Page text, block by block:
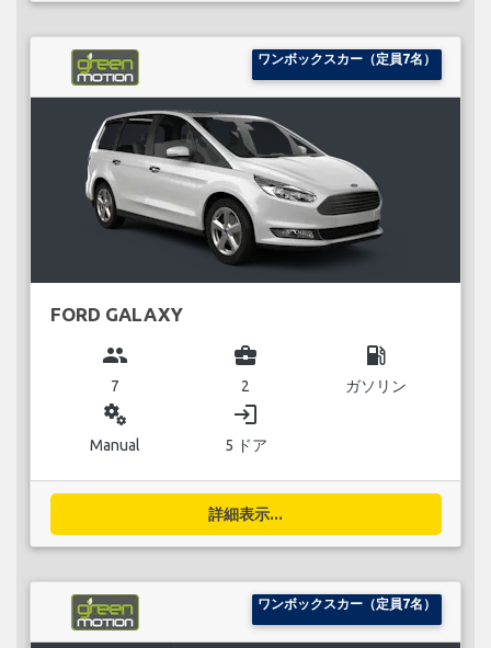
ワンボックスカー（定員7名）
FORD GALAXY
group
7
business_center
2
local_gas_station
ガソリン
miscellaneous_services
Manual
login
5 ドア
詳細表示...
ワンボックスカー（定員7名）